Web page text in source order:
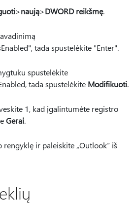
>naują>DWORD reikšmę.
tada spustelėkite "Enter".
spustelėkite
tada spustelėkite Modifikuoti.
1, kad įgalintumėte registro
Gerai.
ir paleiskite „Outlook“ iš